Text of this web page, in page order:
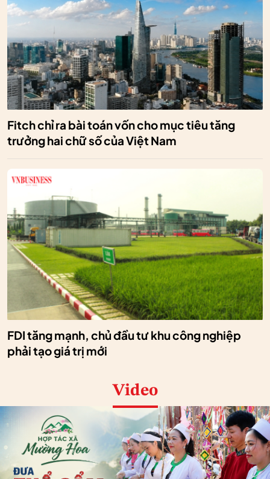
Fitch chỉ ra bài toán vốn cho mục tiêu tăng
trưởng hai chữ số của Việt Nam
FDI tăng mạnh, chủ đầu tư khu công nghiệp
phải tạo giá trị mới
Video